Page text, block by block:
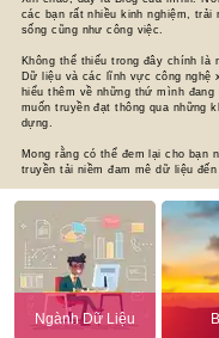
các bạn rất nhiều kinh nghiệm, trải
sống cũng như công việc.
Không thể thiếu trong đây chính là
Dữ liệu và các lĩnh vực công nghệ
hiểu thêm về những thứ mình đang
muốn truyền đạt thông qua những
dựng.
Mong rằng có thể đem lại cho bạn
truyền tải niềm đam mê dữ liệu
Ngành Dữ Liệu